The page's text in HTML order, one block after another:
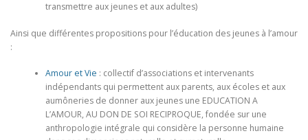
transmettre aux jeunes et aux adultes)
Ainsi que différentes propositions pour l’éducation des jeunes à l’amour
:
Amour et Vie : collectif d’associations et intervenants
indépendants qui permettent aux parents, aux écoles et aux
aumôneries de donner aux jeunes une EDUCATION A
L’AMOUR, AU DON DE SOI RECIPROQUE, fondée sur une
anthropologie intégrale qui considère la personne humaine